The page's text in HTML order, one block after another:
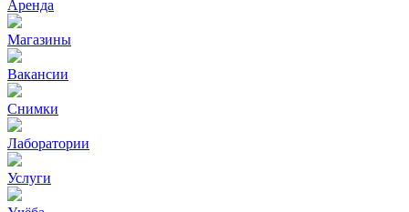
Аренда
Магазины
Вакансии
Снимки
Лаборатории
Услуги